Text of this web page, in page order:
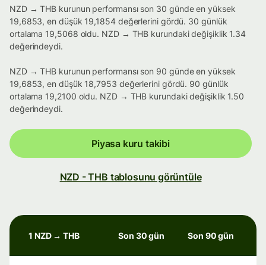
NZD → THB kurunun performansı son 30 günde en yüksek
19,6853, en düşük 19,1854 değerlerini gördü. 30 günlük
ortalama 19,5068 oldu. NZD → THB kurundaki değişiklik 1.34
değerindeydi.
NZD → THB kurunun performansı son 90 günde en yüksek
19,6853, en düşük 18,7953 değerlerini gördü. 90 günlük
ortalama 19,2100 oldu. NZD → THB kurundaki değişiklik 1.50
değerindeydi.
Piyasa kuru takibi
NZD - THB tablosunu görüntüle
1 NZD → THB Son 30 gün Son 90 gün